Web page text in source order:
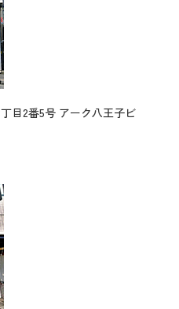
目2番5号 アーク八王子ビ